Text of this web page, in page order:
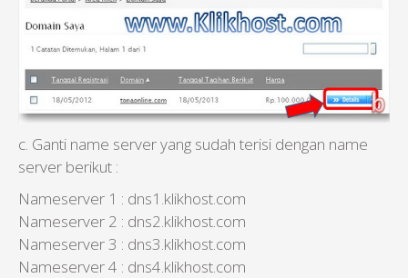
c. Ganti name server yang sudah terisi dengan name
server berikut :
Nameserver 1 : dns1.klikhost.com
Nameserver 2 : dns2.klikhost.com
Nameserver 3 : dns3.klikhost.com
Nameserver 4 : dns4.klikhost.com